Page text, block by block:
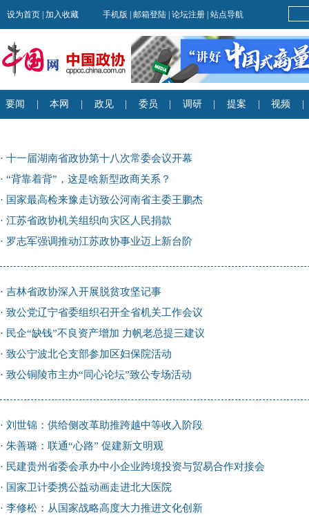
· 十一届湖南省政协第十八次常委会议开幕
· “背靠着背”，这是啥新型政商关系？
· 国家最高检来豫走访致公河南省主委王鹏杰
· 江苏省政协机关组织向灾区人民捐款
· 罗志军强调推动江苏政协事业迈上新台阶
· 吉林省政协深入开展脱贫攻坚记事
· 致公党辽宁省委组织召开全省机关工作会议
· 民企“缺钱”不良资产增加 力帆老总提三建议
· 致公宁波北仑支部参加区妇保院活动
· 致公铜陵市主办“同心论坛”致公专场活动
· 刘世锦：供给侧改革助推跨越中等收入阶段
· 朱善璐：联通“心路” 促建新文明观
· 民建贵州省委会承办中小企业跨境投资与贸易合作对接会
· 国家卫计委携公益动画走进北大医院
· 李修松：从国家战略高度大力推进文化创新